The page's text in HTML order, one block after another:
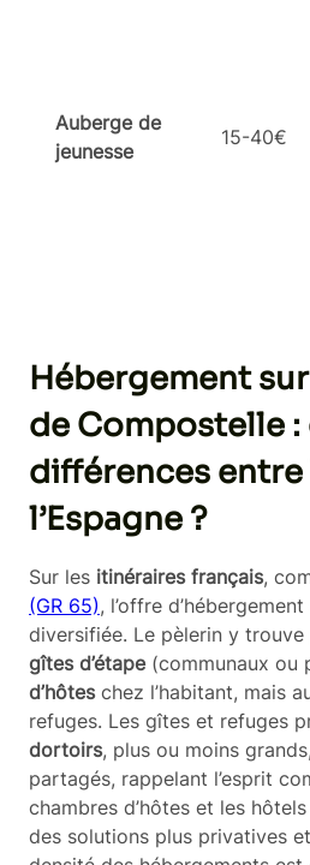
Auberge de
jeunesse
15-40€
Hébergement
de Compostelle
différences entre
l’Espagne ?
Sur les itinéraires français,
(GR 65), l’offre
diversifiée. Le pèlerin y
gîtes d’étape(communaux ou
d’hôteschez l’habitant, mais
refuges. Les gîtes et refuges
dortoirs, plus ou moins
partagés, rappelant l’esprit
chambres d’hôtes et les
des solutions plus privatives